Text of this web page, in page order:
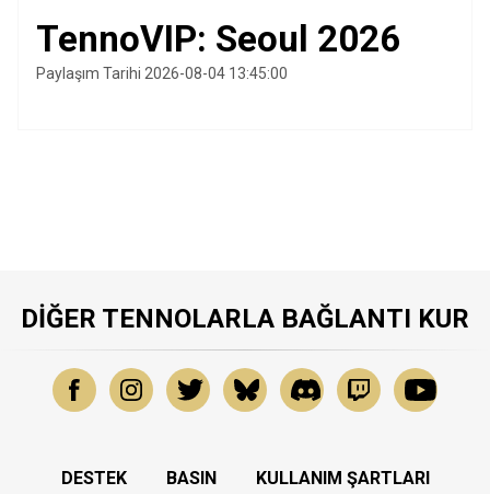
TennoVIP: Seoul 2026
Paylaşım Tarihi 2026-08-04 13:45:00
DIĞER TENNOLARLA BAĞLANTI KUR
DESTEK BASIN
KULLANIM ŞARTLARI